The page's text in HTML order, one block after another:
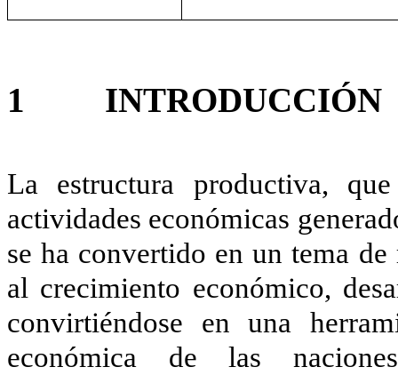
1 INTRODUCCIÓN
La estructura productiva,
actividades económicas
se ha convertido en un tema
al crecimiento económico,
convirtiéndose en una
económica de las